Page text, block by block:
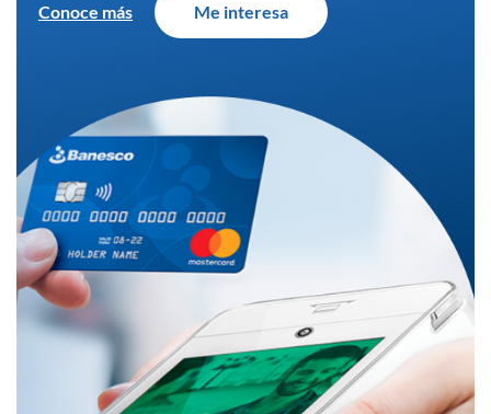
Conoce más Me interesa